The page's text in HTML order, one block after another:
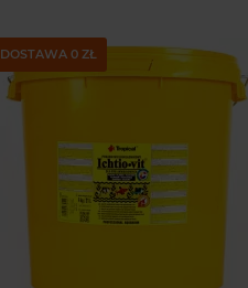
DOSTAWA 0 ZŁ